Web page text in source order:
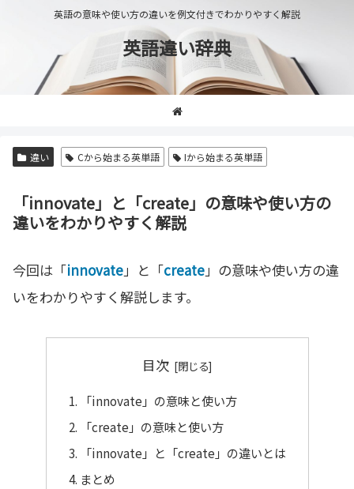
英語の意味や使い方の違いを例文付きでわかりやすく解説
英語違い辞典
違い Cから始まる英単語 Iから始まる英単語
「innovate」と「create」の意味や使い方の
違いをわかりやすく解説
今回は「innovate」と「create」の意味や使い方の違
いをわかりやすく解説します。
目次
「innovate」の意味と使い方
「create」の意味と使い方
「innovate」と「create」の違いとは
まとめ